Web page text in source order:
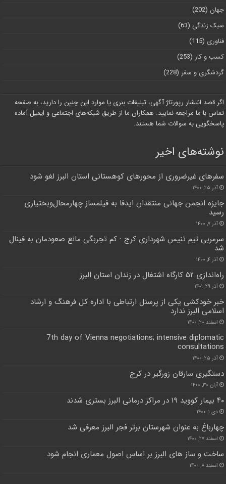
جهان (202)
سبک زندگی (63)
فناوری (115)
کسب و کار (253)
گردشگری و سفر (228)
اگر قصد انتشار رپورتاژ آگهی، تبلیغات بنری یا موارد این چنین را دارید، به صفحه
تماس با ما مراجعه نمایید. همکاران ما از طریق شبکه‌های اجتماعی و ایمیل آماده
پاسخگویی به سوالات شما هستند.
نوشته‌های اخیر
سفرهای غیرضروری از محورهای کوهستانی استان البرز لغو شود
آذر ۲۵, ۱۴۰۰
جایزه انجمن جهانی منتقدان ایدفا به فیلمساز چهارمحال‌وبختیاری
رسید
آذر ۷, ۱۴۰۰
سرمربی تیم تنیس شهرداری کرج : کم تجربگی مانع صعودمان به فینال
شد
آذر ۴, ۱۴۰۰
راه‌اندازی ۵۲ کارگاه اشتغال در زندان استان البرز
آذر ۲۹, ۱۴۰۱
خبر خودکشی یکی از پرسنل ارتباطی با اداره کل فرهنگ و ارشاد
اسلامی البرز ندارد
اسفند ۲۰, ۱۴۰۰
7th day of Vienna negotiations; intensive diplomatic
consultations
آذر ۲۵, ۱۴۰۰
دستگیری سارقان زورگیر در کرج
آبان ۳۰, ۱۴۰۰
۴۰ بیمار کووید ۱۹ در مراکز درمانی البرز بستری شدند
دی ۱, ۱۴۰۰
چهارباغ به عنوان شهرستان برتر فجر البرز معرفی شد
اسفند ۲۷, ۱۴۰۰
ساخت و ساز های البرز بر اساس اصول معماری انجام شود
اسفند ۸, ۱۴۰۰